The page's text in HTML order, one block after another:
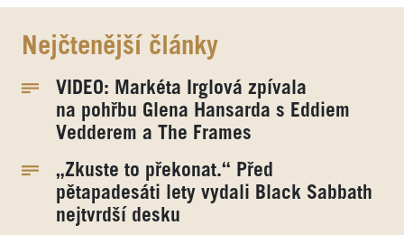
Nejčtenější články
VIDEO: Markéta Irglová zpívala
na pohřbu Glena Hansarda s Eddiem
Vedderem a The Frames
„Zkuste to překonat.“ Před
pětapadesáti lety vydali Black Sabbath
nejtvrdší desku